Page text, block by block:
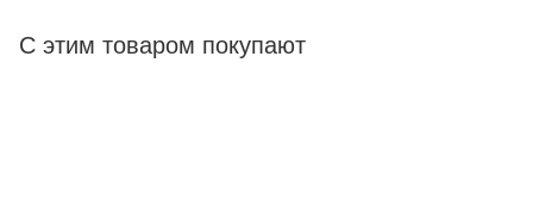
С этим товаром покупают